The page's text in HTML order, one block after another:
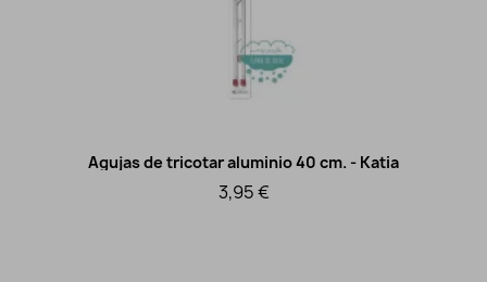
Vista rápida
Agujas de tricotar aluminio 40 cm. - Katia
3,95 €